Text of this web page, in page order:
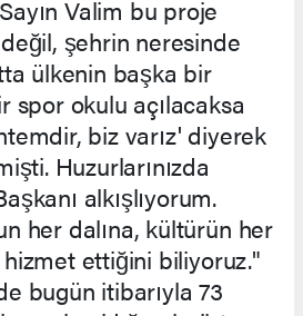
Valim bu proje
şehrin neresinde
ülkenin başka bir
spor okulu açılacaksa
biz varız' diyerek
Huzurlarınızda
alkışlıyorum.
her dalına, kültürün her
ettiğini biliyoruz."
bugün itibarıyla 73